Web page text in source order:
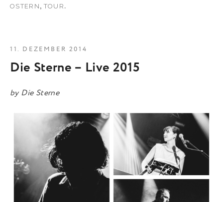
OSTERN ,TOUR .
Die Sterne – Live 2015
by Die Sterne
11. DEZEMBER 2014